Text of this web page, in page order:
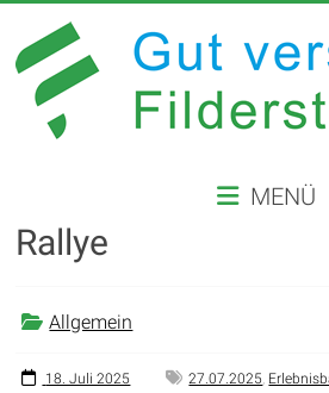
Inhalt
springen
VERSORGT
IN
FILDERSTADT
der
MENÜ
Rallye
Allgemein
18. Juli 2025 27.07.2025,